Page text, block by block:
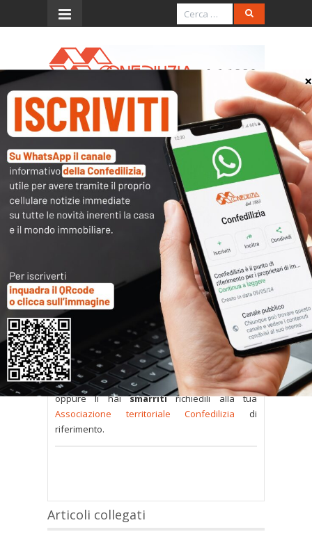
Menu
Ris. 14.1.2014, n. 8/E (Iva al
22% per la costruzione
delle Residenze turistico
alberghiere)
L’accesso al contenuto
completo è riservato ai
soli utenti abilitati.
Tutti i documenti presenti nelle Banche dati
sono
a disposizione dei soci
ma per poterli
consultare occorre
inserire i dati di accesso
nel modulo a destra della pagina.
Senon possiedi nome utente e password
oppure li haismarritirichiedili alla tua
Associazione territoriale Confedilizia di
riferimento.
Articoli collegati